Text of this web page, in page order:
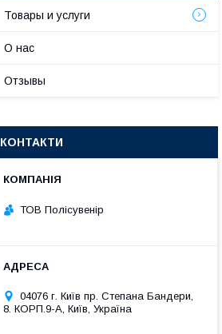
Товары и услуги
О нас
Отзывы
КОНТАКТИ
ТОВ Полісувенір
04076 г. Київ пр. Степана Бандери,
8. КОРП.9-А, Київ, Україна